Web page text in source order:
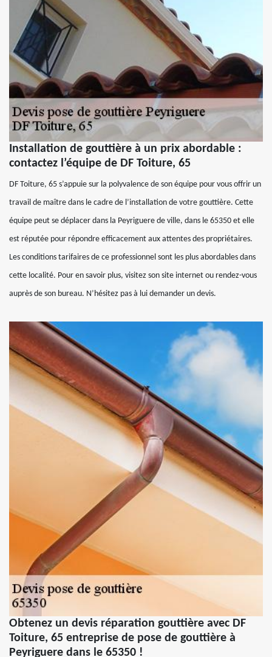
Installation de gouttière à un prix abordable :
contactez l’équipe de DF Toiture, 65
DF Toiture, 65 s’appuie sur la polyvalence de son équipe pour vous offrir un
travail de maître dans le cadre de l’installation de votre gouttière. Cette
équipe peut se déplacer dans la Peyriguere de ville, dans le 65350 et elle
est réputée pour répondre efficacement aux attentes des propriétaires.
Les conditions tarifaires de ce professionnel sont les plus abordables dans
cette localité. Pour en savoir plus, visitez son site internet ou rendez-vous
auprès de son bureau. N’hésitez pas à lui demander un devis.
Obtenez un devis réparation gouttière avec DF
Toiture, 65 entreprise de pose de gouttière à
Peyriguere dans le 65350 !